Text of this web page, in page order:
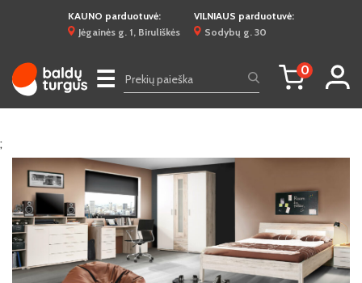
KAUNO parduotuvė:
Jėgainės g. 1, Biruliškės
VILNIAUS parduotuvė:
Sodybų g. 30
☰ 0
;